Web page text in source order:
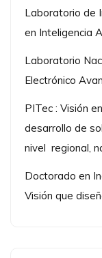
Laboratorio de
en Inteligencia
Laboratorio
Electrónico
PITec : Visión
desarrollo de
nivel regional,
Doctorado en
Visión que